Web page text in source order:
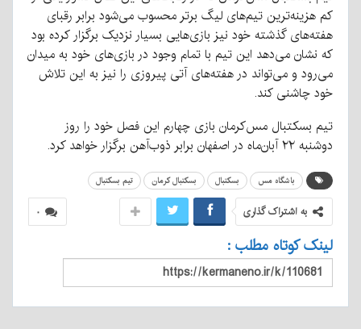
کم هزینه‌ترین تیم‌های لیگ برتر محسوب می‌شود برابر رقبای
هفته‌های گذشته خود نیز بازی‌هایی بسیار نزدیک برگزار کرده بود
که نشان می‌دهد این تیم با تمام وجود در بازی‌های خود به میدان
می‌رود و می‌تواند در هفته‌های آتی پیروزی را نیز به این تلاش
خود چاشنی کند.
تیم بسکتبال مس‌کرمان بازی چهارم این فصل خود را روز
دوشنبه ۲۲ آبان‌ماه در اصفهان برابر ذوب‌آهن برگزار خواهد کرد.
باشگاه مس بسکتبال بسکتبال کرمان تیم بسکتبال
۰ به اشتراک گذاری
لینک کوتاه مطلب :